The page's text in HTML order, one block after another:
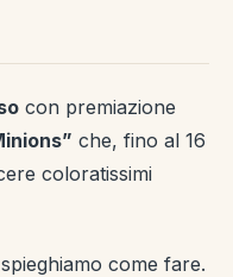
con premiazione
che, fino al 16
coloratissimi
come fare.